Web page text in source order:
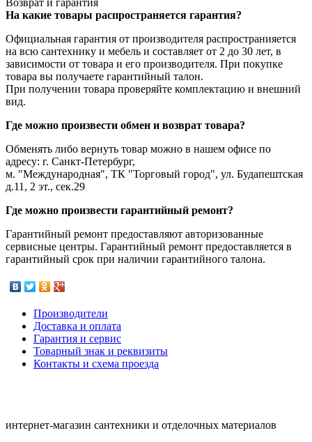
Возврат и гарантия
На какие товары распространяется гарантия?
Официальная гарантия от производителя распространияется
на всю сантехнику и мебель и составляет от 2 до 30 лет, в
зависимости от товара и его производителя. При покупке
товара вы получаете гарантийный талон.
При получении товара проверяйте комплектацию и внешний
вид.
Где можно произвести обмен и возврат товара?
Обменять либо вернуть товар можно в нашем офисе по
адресу: г. Санкт-Петербург,
м. "Международная", ТК "Торговый город", ул. Будапештская
д.11, 2 эт., сек.29
Где можно произвести гарантийный ремонт?
Гарантийный ремонт предоставляют авторизованные
сервисные центры. Гарантийный ремонт предоставляется в
гарантийный срок при наличии гарантийного талона.
Производители
Доставка и оплата
Гарантия и сервис
Товарный знак и реквизиты
Контакты и схема проезда
интернет-магазин сантехники и отделочных материалов